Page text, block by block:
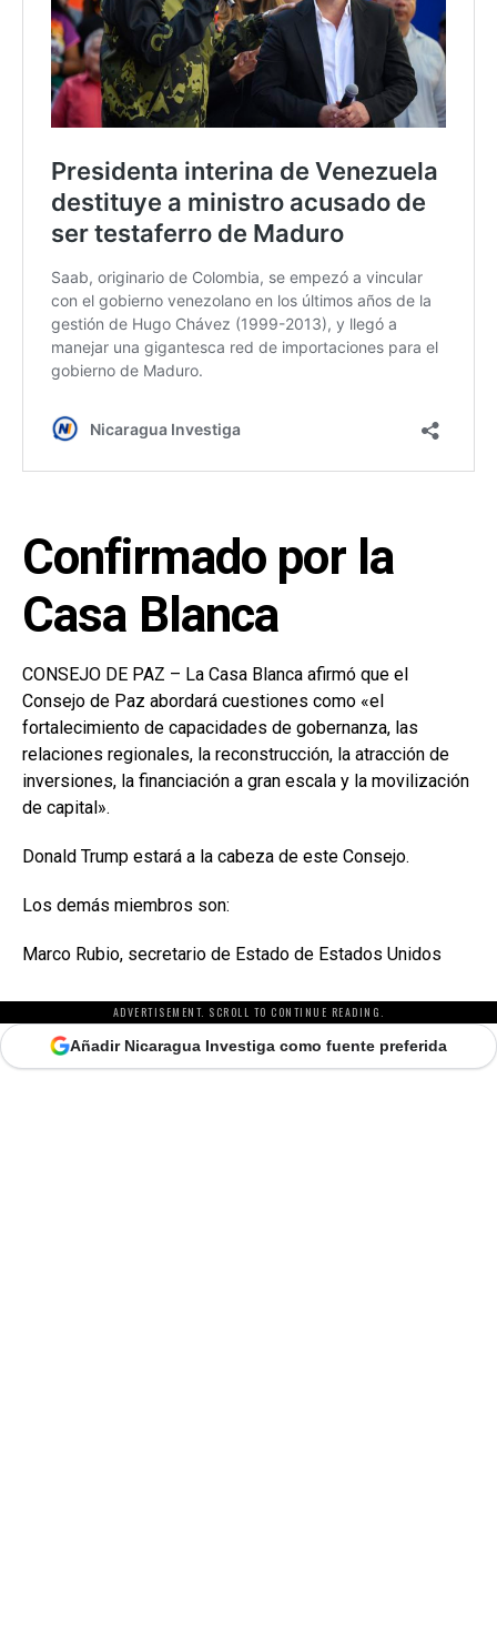
Confirmado por la
Casa Blanca
CONSEJO DE PAZ – La Casa Blanca afirmó que el
Consejo de Paz abordará cuestiones como «el
fortalecimiento de capacidades de gobernanza, las
relaciones regionales, la reconstrucción, la atracción de
inversiones, la financiación a gran escala y la movilización
de capital».
Donald Trump estará a la cabeza de este Consejo.
Los demás miembros son:
Marco Rubio, secretario de Estado de Estados Unidos
ADVERTISEMENT. SCROLL TO CONTINUE READING.
Añadir Nicaragua Investiga como fuente preferida